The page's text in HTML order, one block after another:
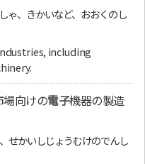
ゃ、きかいなど、おおくのし
including
場向けの電子機器の製造
せかいしじょうむけのでんし